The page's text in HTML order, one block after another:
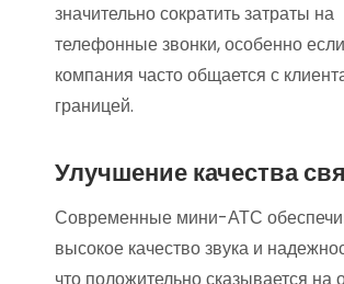
значительно сократить затраты на
телефонные звонки, особенно
компания часто общается с
границей.
Улучшение качества
Современные мини-АТС
высокое качество звука и